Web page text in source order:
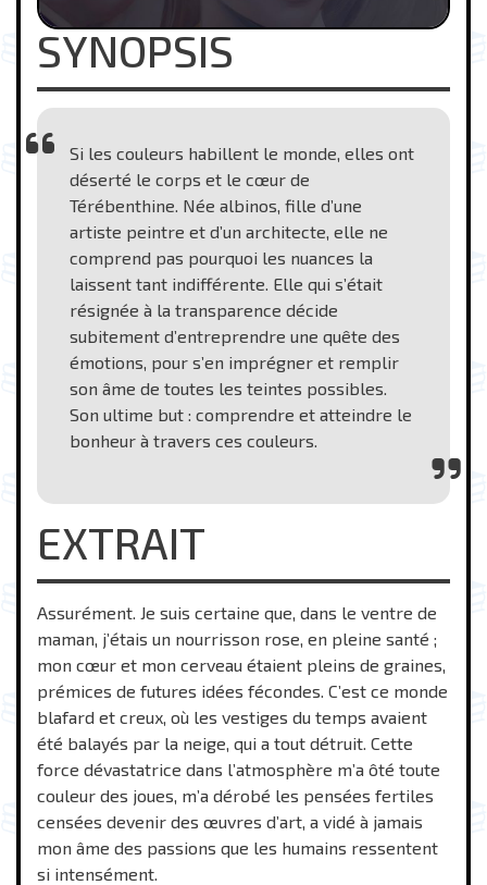
SYNOPSIS
Si les couleurs habillent le monde, elles ont
déserté le corps et le cœur de
Térébenthine. Née albinos, fille d’une
artiste peintre et d’un architecte, elle ne
comprend pas pourquoi les nuances la
laissent tant indifférente. Elle qui s’était
résignée à la transparence décide
subitement d’entreprendre une quête des
émotions, pour s’en imprégner et remplir
son âme de toutes les teintes possibles.
Son ultime but : comprendre et atteindre le
bonheur à travers ces couleurs.
EXTRAIT
Assurément. Je suis certaine que, dans le ventre de
maman, j’étais un nourrisson rose, en pleine santé ;
mon cœur et mon cerveau étaient pleins de graines,
prémices de futures idées fécondes. C’est ce monde
blafard et creux, où les vestiges du temps avaient
été balayés par la neige, qui a tout détruit. Cette
force dévastatrice dans l’atmosphère m’a ôté toute
couleur des joues, m’a dérobé les pensées fertiles
censées devenir des œuvres d’art, a vidé à jamais
mon âme des passions que les humains ressentent
si intensément.